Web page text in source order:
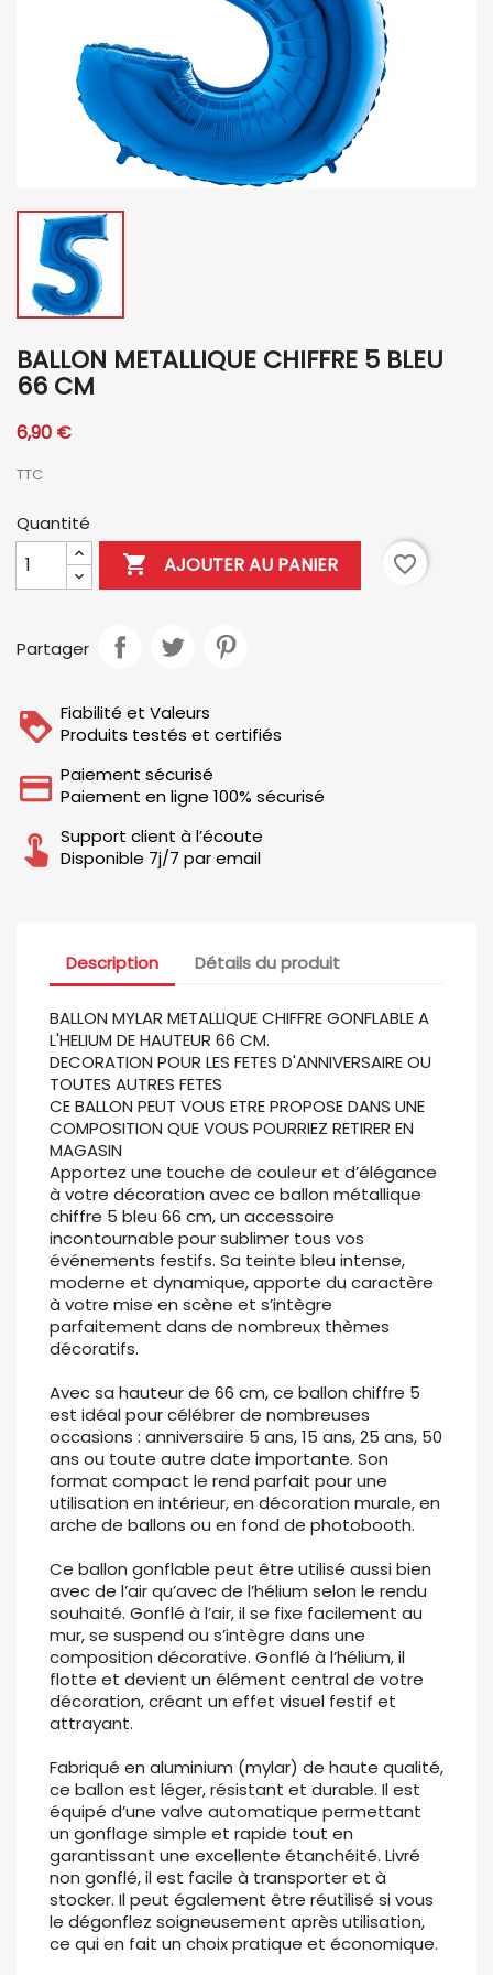
BALLON METALLIQUE CHIFFRE 5 BLEU
66 CM
6,90 €
TTC
Quantité
 AJOUTER AU PANIER favorite_border
Partager
Fiabilité et Valeurs
Produits testés et certifiés
Paiement sécurisé
Paiement en ligne 100% sécurisé
Support client à l’écoute
Disponible 7j/7 par email
Description Détails du produit
BALLON MYLAR METALLIQUE CHIFFRE GONFLABLE A
L'HELIUM DE HAUTEUR 66 CM.
DECORATION POUR LES FETES D'ANNIVERSAIRE OU
TOUTES AUTRES FETES
CE BALLON PEUT VOUS ETRE PROPOSE DANS UNE
COMPOSITION QUE VOUS POURRIEZ RETIRER EN
MAGASIN
Apportez une touche de couleur et d’élégance
à votre décoration avec ce ballon métallique
chiffre 5 bleu 66 cm, un accessoire
incontournable pour sublimer tous vos
événements festifs. Sa teinte bleu intense,
moderne et dynamique, apporte du caractère
à votre mise en scène et s’intègre
parfaitement dans de nombreux thèmes
décoratifs.
Avec sa hauteur de 66 cm, ce ballon chiffre 5
est idéal pour célébrer de nombreuses
occasions : anniversaire 5 ans, 15 ans, 25 ans, 50
ans ou toute autre date importante. Son
format compact le rend parfait pour une
utilisation en intérieur, en décoration murale, en
arche de ballons ou en fond de photobooth.
Ce ballon gonflable peut être utilisé aussi bien
avec de l’air qu’avec de l’hélium selon le rendu
souhaité. Gonflé à l’air, il se fixe facilement au
mur, se suspend ou s’intègre dans une
composition décorative. Gonflé à l’hélium, il
flotte et devient un élément central de votre
décoration, créant un effet visuel festif et
attrayant.
Fabriqué en aluminium (mylar) de haute qualité,
ce ballon est léger, résistant et durable. Il est
équipé d’une valve automatique permettant
un gonflage simple et rapide tout en
garantissant une excellente étanchéité. Livré
non gonflé, il est facile à transporter et à
stocker. Il peut également être réutilisé si vous
le dégonflez soigneusement après utilisation,
ce qui en fait un choix pratique et économique.